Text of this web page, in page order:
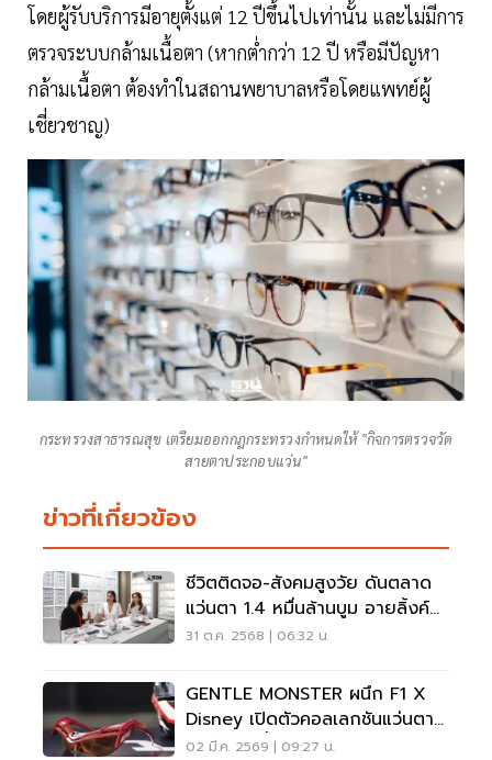
โดยผู้รับบริการมีอายุตั้งแต่ 12 ปีขึ้นไปเท่านั้น และไม่มีการ
ตรวจระบบกล้ามเนื้อตา (หากต่ำกว่า 12 ปี หรือมีปัญหา
กล้ามเนื้อตา ต้องทำในสถานพยาบาลหรือโดยแพทย์ผู้
เชี่ยวชาญ)
กระทรวงสาธารณสุข เตรียมออกกฎกระทรวงกำหนดให้ "กิจการตรวจวัด
สายตาประกอบแว่น"
ข่าวที่เกี่ยวข้อง
ชีวิตติดจอ-สังคมสูงวัย ดันตลาด
แว่นตา 1.4 หมื่นล้านบูม อายลิ้งค์
บุกตลาดไฮเอนด์
31 ต.ค. 2568 | 06:32 น.
GENTLE MONSTER ผนึก F1 X
Disney เปิดตัวคอลเลกชันแว่นตา
2026 สุดล้ำ
02 มี.ค. 2569 | 09:27 น.